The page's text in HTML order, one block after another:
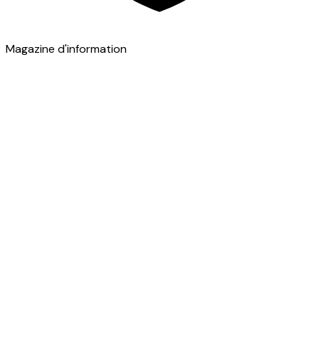
Magazine d'information